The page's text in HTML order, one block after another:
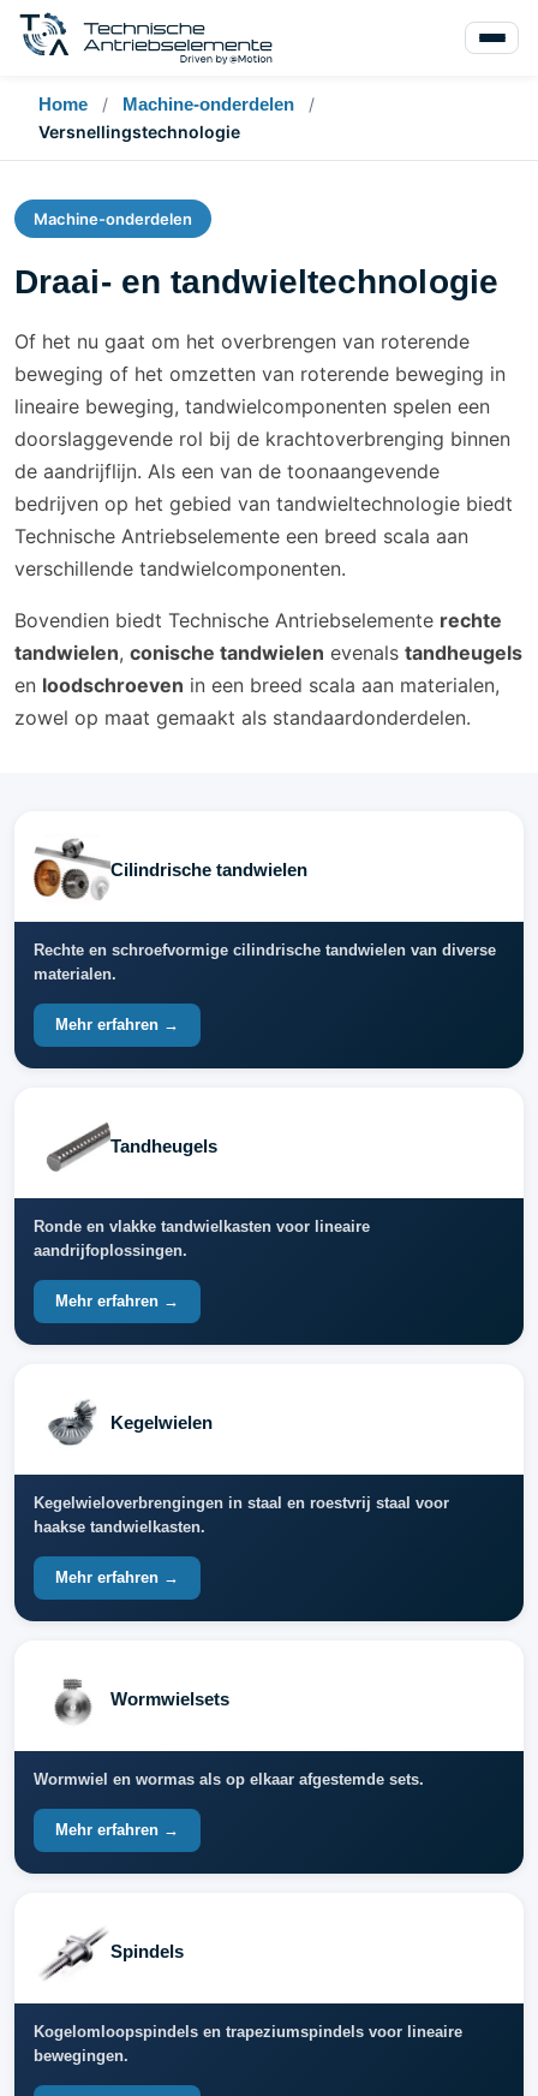
Home / Machine-onderdelen
/
Versnellingstechnologie
Machine-onderdelen
Draai- en tandwieltechnologie
Of het nu gaat om het overbrengen van roterende
beweging of het omzetten van roterende beweging in
lineaire beweging, tandwielcomponenten spelen een
doorslaggevende rol bij de krachtoverbrenging binnen
de aandrijflijn. Als een van de toonaangevende
bedrijven op het gebied van tandwieltechnologie biedt
Technische Antriebselemente een breed scala aan
verschillende tandwielcomponenten.
Bovendien biedt Technische Antriebselemente rechte
tandwielen, conische tandwielen evenals tandheugels
en loodschroeven in een breed scala aan materialen,
zowel op maat gemaakt als standaardonderdelen.
Cilindrische tandwielen
Rechte en schroefvormige cilindrische tandwielen van diverse
materialen.
Mehr erfahren →
Tandheugels
Ronde en vlakke tandwielkasten voor lineaire
aandrijfoplossingen.
Mehr erfahren →
Kegelwielen
Kegelwieloverbrengingen in staal en roestvrij staal voor
haakse tandwielkasten.
Mehr erfahren →
Wormwielsets
Wormwiel en wormas als op elkaar afgestemde sets.
Mehr erfahren →
Spindels
Kogelomloopspindels en trapeziumspindels voor lineaire
bewegingen.